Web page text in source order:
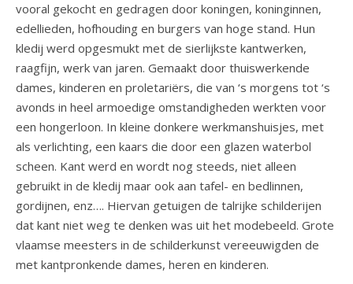
vooral gekocht en gedragen door koningen, koninginnen,
edellieden, hofhouding en burgers van hoge stand. Hun
kledij werd opgesmukt met de sierlijkste kantwerken,
raagfijn, werk van jaren. Gemaakt door thuiswerkende
dames, kinderen en proletariërs, die van ‘s morgens tot ‘s
avonds in heel armoedige omstandigheden werkten voor
een hongerloon. In kleine donkere werkmanshuisjes, met
als verlichting, een kaars die door een glazen waterbol
scheen. Kant werd en wordt nog steeds, niet alleen
gebruikt in de kledij maar ook aan tafel- en bedlinnen,
gordijnen, enz…. Hiervan getuigen de talrijke schilderijen
dat kant niet weg te denken was uit het modebeeld. Grote
vlaamse meesters in de schilderkunst vereeuwigden de
met kantpronkende dames, heren en kinderen.